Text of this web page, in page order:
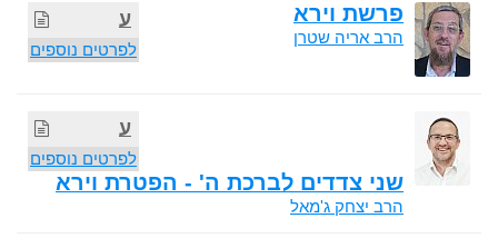
ע
לפרטים נוספים
פרשת וירא
הרב אריה שטרן
ע
לפרטים נוספים
שני צדדים לברכת ה' - הפטרת וירא
הרב יצחק ג'מאל